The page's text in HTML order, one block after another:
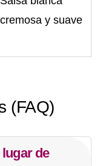
cremosa y suave
(FAQ)
de